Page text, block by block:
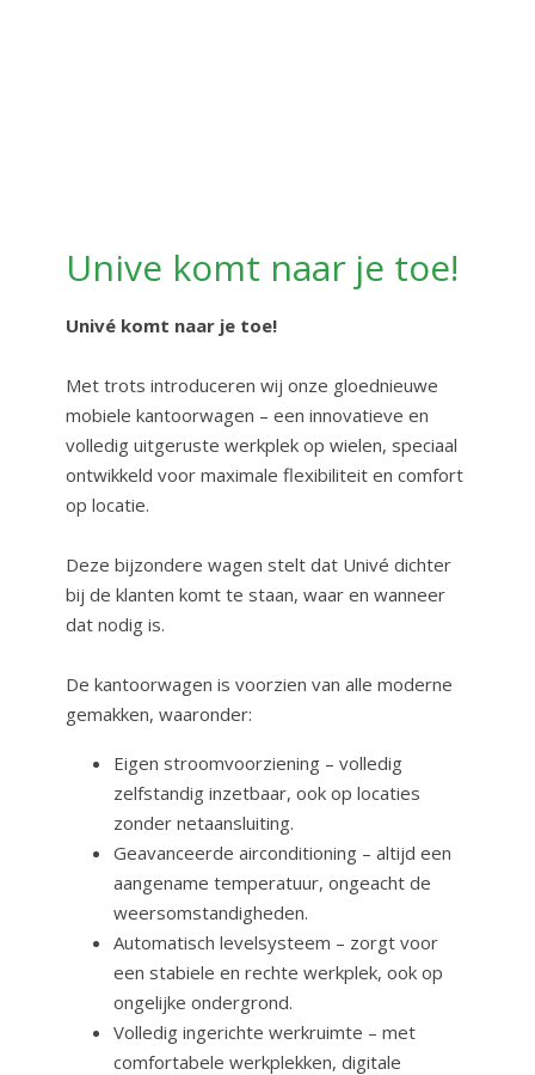
Unive komt naar je toe!
Univé komt naar je toe!
Met trots introduceren wij onze gloednieuwe
mobiele kantoorwagen – een innovatieve en
volledig uitgeruste werkplek op wielen, speciaal
ontwikkeld voor maximale flexibiliteit en comfort
op locatie.
Deze bijzondere wagen stelt dat Univé dichter
bij de klanten komt te staan, waar en wanneer
dat nodig is.
De kantoorwagen is voorzien van alle moderne
gemakken, waaronder:
Eigen stroomvoorziening – volledig
zelfstandig inzetbaar, ook op locaties
zonder netaansluiting.
Geavanceerde airconditioning – altijd een
aangename temperatuur, ongeacht de
weersomstandigheden.
Automatisch levelsysteem – zorgt voor
een stabiele en rechte werkplek, ook op
ongelijke ondergrond.
Volledig ingerichte werkruimte – met
comfortabele werkplekken, digitale